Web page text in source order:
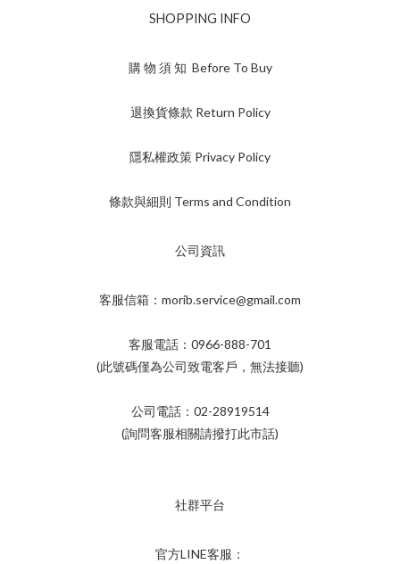
SHOPPING INFO
購 物 須 知 Before To Buy
退換貨條款 Return Policy
隱私權政策 Privacy Policy
條款與細則 Terms and Condition
公司資訊
客服信箱：morib.service@gmail.com
客服電話：0966-888-701
(此號碼僅為公司致電客戶，無法接聽)
公司電話：02-28919514
(詢問客服相關請撥打此市話)
社群平台
官方LINE客服：